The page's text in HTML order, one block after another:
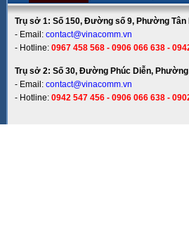
Trụ sở 1: Số 150, Đường số 9, Phường Tân
- Email: contact@vinacomm.vn
- Hotline: 0967 458 568 - 0906 066 638 -
Trụ sở 2: Số 30, Đường Phúc Diễn,
- Email: contact@vinacomm.vn
- Hotline: 0942 547 456 - 0906 066 638 -